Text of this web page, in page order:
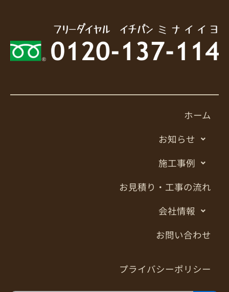
ホーム
お知らせ
施工事例
お見積り・工事の流れ
会社情報
お問い合わせ
プライバシーポリシー